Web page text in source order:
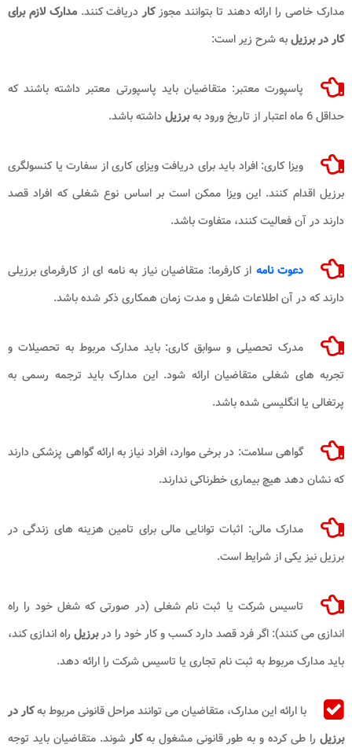
مدارک خاصی را ارائه دهند تا بتوانند مجوزکاردریافت کنند.مدارک لازم برای
کار در برزیلبه شرح زیر است:
پاسپورت معتبر: متقاضیان باید پاسپورتی معتبر داشته باشند که
حداقل 6 ماه اعتبار از تاریخ ورود به
برزیلداشته باشد.
ویزا کاری: افراد باید برای دریافت ویزای کاری از سفارت یا کنسولگری
برزیل اقدام کنند. این ویزا ممکن است بر اساس نوع شغلی که افراد قصد
دارند در آن فعالیت کنند، متفاوت باشد.
دعوت نامه از کارفرما: متقاضیان نیاز به نامه ای از کارفرمای برزیلی
دارند که در آن اطلاعات شغل و مدت زمان همکاری ذکر شده باشد.
مدرک تحصیلی و سوابق کاری: باید مدارک مربوط به تحصیلات و
تجربه های شغلی متقاضیان ارائه شود. این مدارک باید ترجمه رسمی به
پرتغالی یا انگلیسی شده باشد.
گواهی سلامت: در برخی موارد، افراد نیاز به ارائه گواهی پزشکی دارند
که نشان دهد هیچ بیماری خطرناکی ندارند.
مدارک مالی: اثبات توانایی مالی برای تامین هزینه های زندگی در
برزیل نیز یکی از شرایط است.
تاسیس شرکت یا ثبت نام شغلی (در صورتی که شغل خود را راه
اندازی می کنند): اگر فرد قصد دارد کسب و کار خود را دربرزیل راه اندازی کند،
باید مدارک مربوط به ثبت نام تجاری یا تاسیس شرکت را ارائه دهد.
با ارائه این مدارک، متقاضیان می توانند مراحل قانونی مربوط بهکار در
برزیلرا طی کرده و به طور قانونی مشغول بهکارشوند. متقاضیان باید توجه